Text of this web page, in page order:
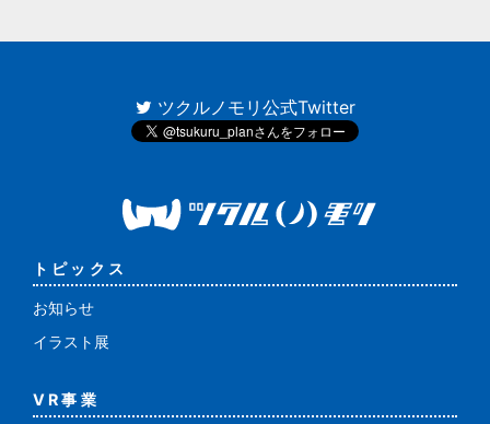
トピックス
お知らせ
イラスト展
VR事業
ツクルノモリ公式Twitter